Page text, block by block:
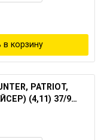
корзину
PATRIOT,
(4,11) 37/9